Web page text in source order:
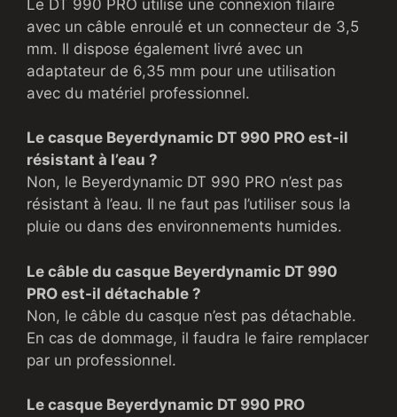
Le DT 990 PRO utilise une connexion filaire
avec un câble enroulé et un connecteur de 3,5
mm. Il dispose également livré avec un
adaptateur de 6,35 mm pour une utilisation
avec du matériel professionnel.
Le casque Beyerdynamic DT 990 PRO est-il
résistant à l’eau ?
Non, le Beyerdynamic DT 990 PRO n’est pas
résistant à l’eau. Il ne faut pas l’utiliser sous la
pluie ou dans des environnements humides.
Le câble du casque Beyerdynamic DT 990
PRO est-il détachable ?
Non, le câble du casque n’est pas détachable.
En cas de dommage, il faudra le faire remplacer
par un professionnel.
Le casque Beyerdynamic DT 990 PRO